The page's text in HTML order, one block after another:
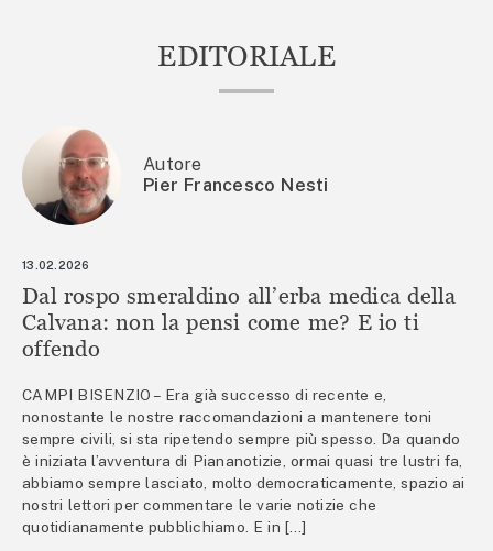
EDITORIALE
Autore
Pier Francesco Nesti
13.02.2026
Dal rospo smeraldino all’erba medica della
Calvana: non la pensi come me? E io ti
offendo
CAMPI BISENZIO – Era già successo di recente e,
nonostante le nostre raccomandazioni a mantenere toni
sempre civili, si sta ripetendo sempre più spesso. Da quando
è iniziata l’avventura di Piananotizie, ormai quasi tre lustri fa,
abbiamo sempre lasciato, molto democraticamente, spazio ai
nostri lettori per commentare le varie notizie che
quotidianamente pubblichiamo. E in […]